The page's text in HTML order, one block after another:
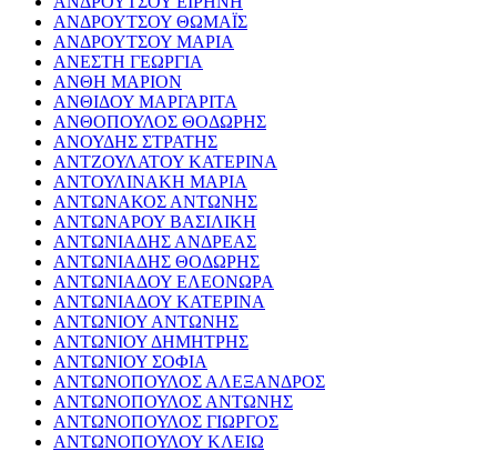
ΑΝΔΡΟΥΤΣΟΥ ΘΩΜΑΪΣ
ΑΝΔΡΟΥΤΣΟΥ ΜΑΡΙΑ
ΑΝΕΣΤΗ ΓΕΩΡΓΙΑ
ΑΝΘΗ ΜΑΡΙΟΝ
ΑΝΘΙΔΟΥ ΜΑΡΓΑΡΙΤΑ
ΑΝΘΟΠΟΥΛΟΣ ΘΟΔΩΡΗΣ
ΑΝΟΥΔΗΣ ΣΤΡΑΤΗΣ
ΑΝΤΖΟΥΛΑΤΟΥ ΚΑΤΕΡΙΝΑ
ΑΝΤΟΥΛΙΝΑΚΗ ΜΑΡΙΑ
ΑΝΤΩΝΑΚΟΣ ΑΝΤΩΝΗΣ
ΑΝΤΩΝΑΡΟΥ ΒΑΣΙΛΙΚΗ
ΑΝΤΩΝΙΑΔΗΣ ΑΝΔΡΕΑΣ
ΑΝΤΩΝΙΑΔΗΣ ΘΟΔΩΡΗΣ
ΑΝΤΩΝΙΑΔΟΥ ΕΛΕΟΝΩΡΑ
ΑΝΤΩΝΙΑΔΟΥ ΚΑΤΕΡΙΝΑ
ΑΝΤΩΝΙΟΥ ΑΝΤΩΝΗΣ
ΑΝΤΩΝΙΟΥ ΔΗΜΗΤΡΗΣ
ΑΝΤΩΝΙΟΥ ΣΟΦΙΑ
ΑΝΤΩΝΟΠΟΥΛΟΣ ΑΛΕΞΑΝΔΡΟΣ
ΑΝΤΩΝΟΠΟΥΛΟΣ ΑΝΤΩΝΗΣ
ΑΝΤΩΝΟΠΟΥΛΟΣ ΓΙΩΡΓΟΣ
ΑΝΤΩΝΟΠΟΥΛΟΥ ΚΛΕΙΩ